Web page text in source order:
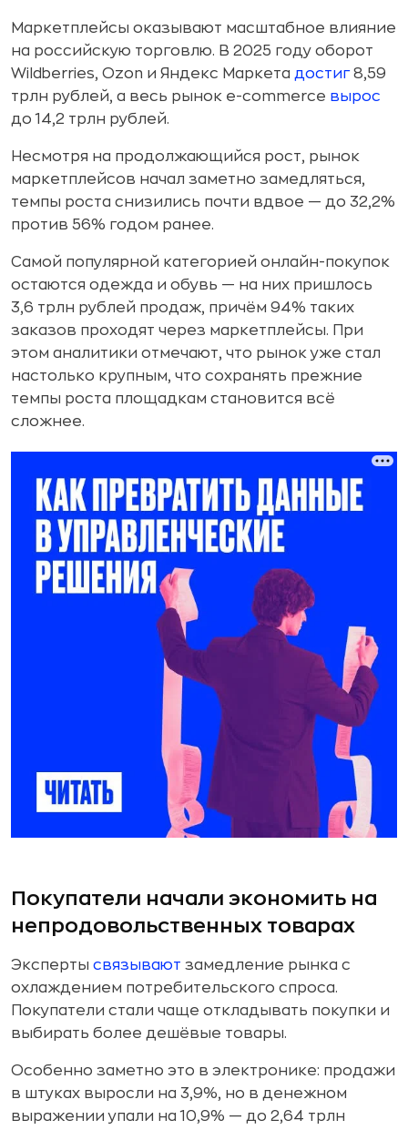
Маркетплейсы оказывают масштабное влияние
на российскую торговлю. В 2025 году оборот
Wildberries, Ozon и Яндекс Маркета достиг8,59
трлн рублей, а весь рынок e-commerce вырос
до 14,2 трлн рублей.
Несмотря на продолжающийся рост, рынок
маркетплейсов начал заметно замедляться,
темпы роста снизились почти вдвое — до 32,2%
против 56% годом ранее.
Самой популярной категорией онлайн-покупок
остаются одежда и обувь — на них пришлось
3,6 трлн рублей продаж, причём 94% таких
заказов проходят через маркетплейсы. При
этом аналитики отмечают, что рынок уже стал
настолько крупным, что сохранять прежние
темпы роста площадкам становится всё
сложнее.
Покупатели начали экономить на
непродовольственных товарах
Эксперты связывают замедление рынка с
охлаждением потребительского спроса.
Покупатели стали чаще откладывать покупки и
выбирать более дешёвые товары.
Особенно заметно это в электронике: продажи
в штуках выросли на 3,9%, но в денежном
выражении упали на 10,9% — до 2,64 трлн